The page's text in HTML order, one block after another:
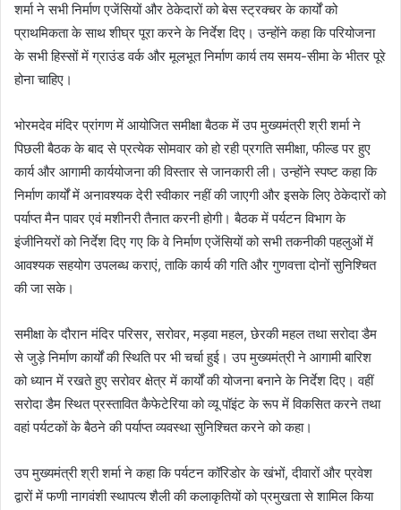
शर्मा ने सभी निर्माण एजेंसियों और ठेकेदारों को बेस स्ट्रक्चर के कार्यों को
प्राथमिकता के साथ शीघ्र पूरा करने के निर्देश दिए। उन्होंने कहा कि परियोजना
के सभी हिस्सों में ग्राउंड वर्क और मूलभूत निर्माण कार्य तय समय-सीमा के भीतर पूरे
होना चाहिए।
भोरमदेव मंदिर प्रांगण में आयोजित समीक्षा बैठक में उप मुख्यमंत्री श्री शर्मा ने
पिछली बैठक के बाद से प्रत्येक सोमवार को हो रही प्रगति समीक्षा, फील्ड पर हुए
कार्य और आगामी कार्ययोजना की विस्तार से जानकारी ली। उन्होंने स्पष्ट कहा कि
निर्माण कार्यों में अनावश्यक देरी स्वीकार नहीं की जाएगी और इसके लिए ठेकेदारों को
पर्याप्त मैन पावर एवं मशीनरी तैनात करनी होगी। बैठक में पर्यटन विभाग के
इंजीनियरों को निर्देश दिए गए कि वे निर्माण एजेंसियों को सभी तकनीकी पहलुओं में
आवश्यक सहयोग उपलब्ध कराएं, ताकि कार्य की गति और गुणवत्ता दोनों सुनिश्चित
की जा सके।
समीक्षा के दौरान मंदिर परिसर, सरोवर, मड़वा महल, छेरकी महल तथा सरोदा डैम
से जुड़े निर्माण कार्यों की स्थिति पर भी चर्चा हुई। उप मुख्यमंत्री ने आगामी बारिश
को ध्यान में रखते हुए सरोवर क्षेत्र में कार्यों की योजना बनाने के निर्देश दिए। वहीं
सरोदा डैम स्थित प्रस्तावित कैफेटेरिया को व्यू पॉइंट के रूप में विकसित करने तथा
वहां पर्यटकों के बैठने की पर्याप्त व्यवस्था सुनिश्चित करने को कहा।
उप मुख्यमंत्री श्री शर्मा ने कहा कि पर्यटन कॉरिडोर के खंभों, दीवारों और प्रवेश
द्वारों में फणी नागवंशी स्थापत्य शैली की कलाकृतियों को प्रमुखता से शामिल किया